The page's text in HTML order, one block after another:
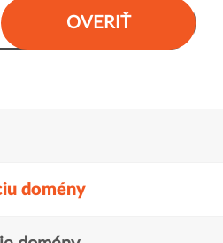
OVERIŤ
domény